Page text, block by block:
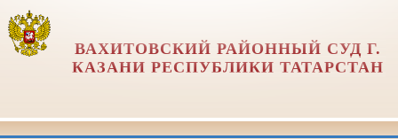
ВАХИТОВСКИЙ РАЙОННЫЙ СУД Г.
КАЗАНИ РЕСПУБЛИКИ ТАТАРСТАН